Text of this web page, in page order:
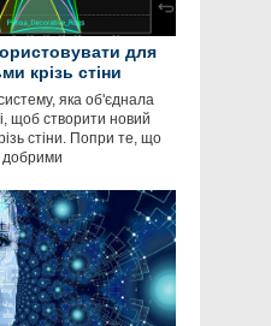
для
крізь стіни
яка об'єднала
щоб створити новий
стіни. Попри те, що
добрими